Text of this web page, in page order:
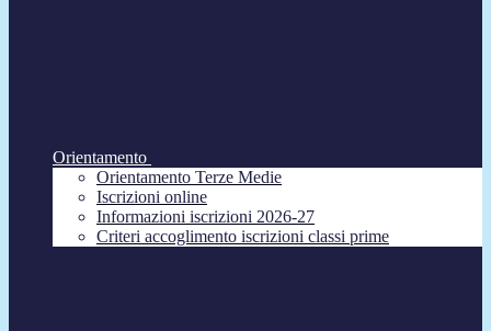
Orientamento
Orientamento Terze Medie
Iscrizioni online
Informazioni iscrizioni 2026-27
Criteri accoglimento iscrizioni classi prime